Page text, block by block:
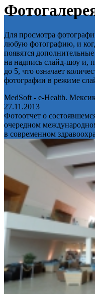
Для просмотра
любую фотографию, и
появятся
на надпись слайд-шоу и,
до 5, что означает
фотографии в режиме
MedSoft - e-Health.
27.11.2013
Фотоотчет о
очередном
в современном